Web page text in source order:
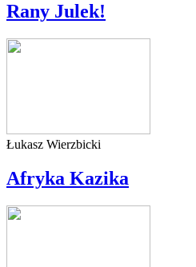
Rany Julek!
Łukasz Wierzbicki
Afryka Kazika